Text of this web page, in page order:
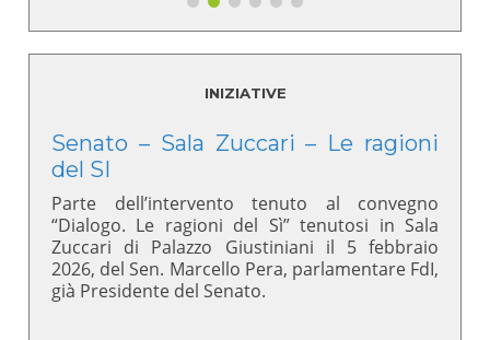
INIZIATIVE
Senato – Sala Zuccari – Le ragioni
del SI
Parte dell’intervento tenuto al convegno
“Dialogo. Le ragioni del Sì” tenutosi in Sala
Zuccari di Palazzo Giustiniani il 5 febbraio
2026, del Sen. Marcello Pera, parlamentare FdI,
già Presidente del Senato.